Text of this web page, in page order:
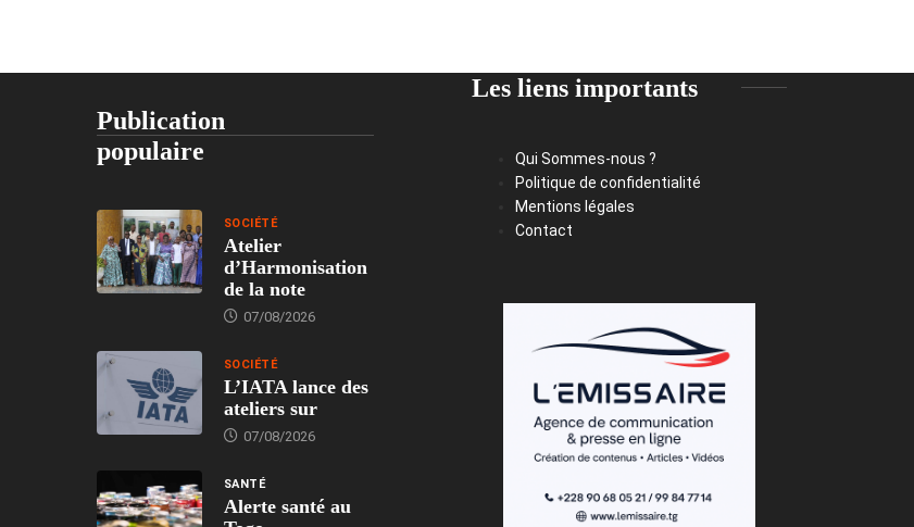
Publication
populaire
SOCIÉTÉ
Atelier
d’Harmonisation
de la note
07/08/2026
SOCIÉTÉ
L’IATA lance des
ateliers sur
07/08/2026
SANTÉ
Alerte santé au
Les liens importants
Qui Sommes-nous ?
Politique de confidentialité
Mentions légales
Contact